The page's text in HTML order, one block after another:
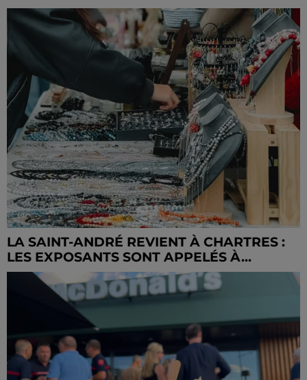
LA SAINT-ANDRÉ REVIENT À CHARTRES :
LES EXPOSANTS SONT APPELÉS À...